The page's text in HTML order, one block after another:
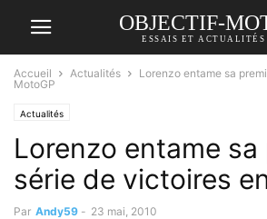
OBJECTIF-
ESSAIS ET ACTUALITÉS
Accueil Actualités
Lorenzo entame sa
MotoGP
Actualités
Lorenzo entame sa
série de victoires
Par Andy59 - 23 mai, 2010